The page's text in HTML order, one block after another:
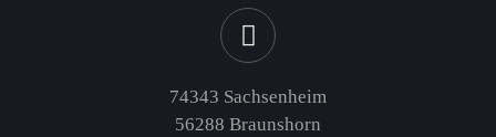
74343 Sachsenheim
56288 Braunshorn